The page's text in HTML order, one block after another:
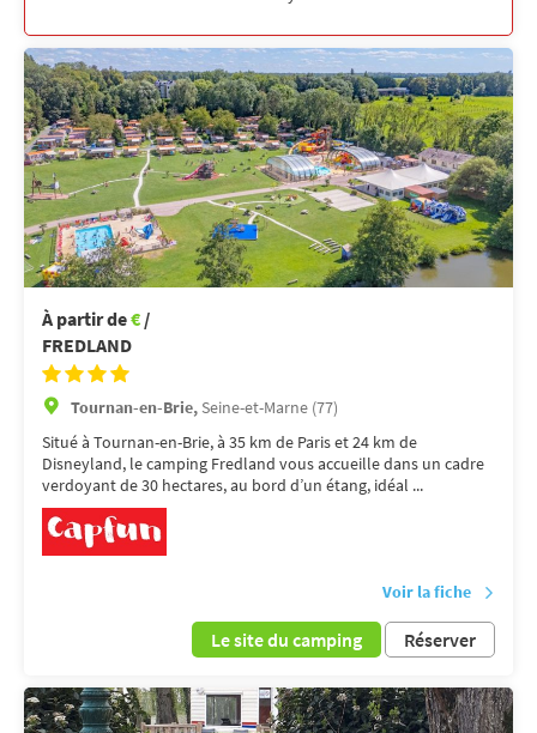
À partir de€ /
FREDLAND
Tournan-en-Brie, Seine-et-Marne (77)
Situé à Tournan-en-Brie, à 35 km de Paris et 24 km de
Disneyland, le camping Fredland vous accueille dans un cadre
verdoyant de 30 hectares, au bord d’un étang, idéal ...
Voir la fiche
Le site du camping Réserver